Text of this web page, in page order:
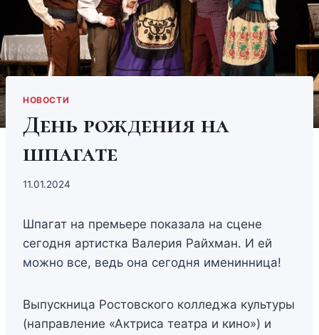
НОВОСТИ
День рождения на
шпагате
11.01.2024
Шпагат на премьере показала на сцене
сегодня артистка Валерия Райхман. И ей
можно все, ведь она сегодня именинница!
Выпускница Ростовского колледжа культуры
(направление «Актриса театра и кино») и